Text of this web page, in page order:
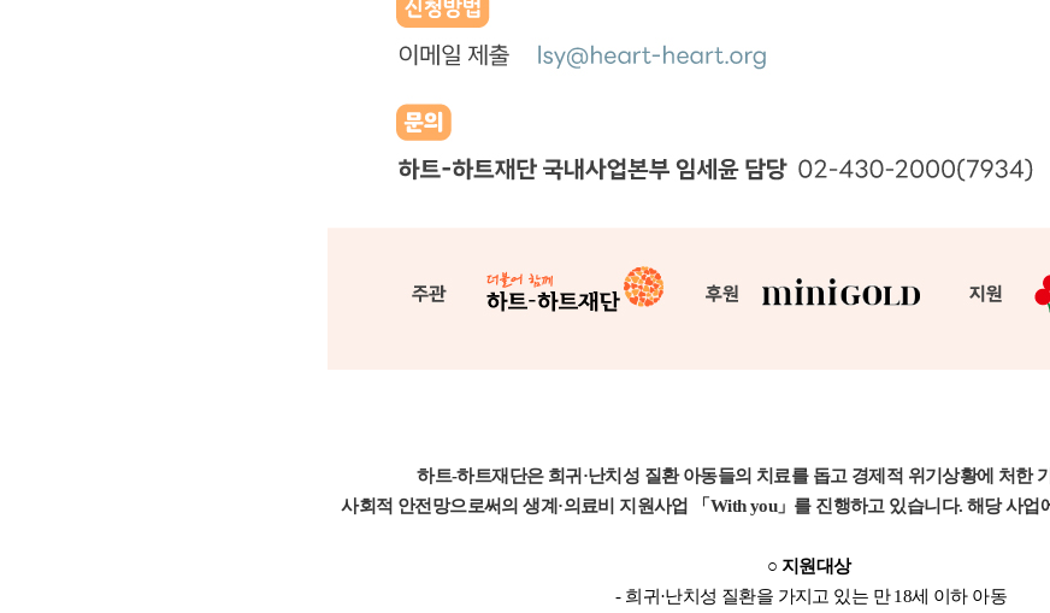
하트-하트재단은 희귀·난치성 질환 아동들의 치료를 돕고 경제적 위기상황에 처한
사회적 안전망으로써의 생계·의료비 지원사업 「With you」를 진행하고 있습니다. 해당 사업
○ 지원대상
- 희귀·난치성 질환을 가지고 있는 만 18세 이하 아동